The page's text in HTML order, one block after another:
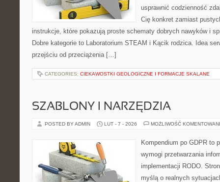
usprawnić codzienność
Cię konkret zamiast
instrukcje, które pokazują proste schematy dobrych nawyków i
Dobre kategorie to Laboratorium STEAM i Kącik rodzica. Idea
przejściu od przeciążenia […]
CATEGORIES: CIEKAWOSTKI GEOLOGICZNE I FORMACJE SKALANE
SZABLONY I NARZĘDZIA
POSTED BY ADMIN LUT - 7 - 2026 MOŻLIWOŚĆ
Kompendium po GDPR to
wymogi przetwarzania
implementacji RODO.
myślą o realnych